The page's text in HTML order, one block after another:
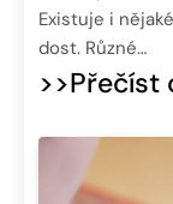
Existuje i
dost. Různé…
>>Přečíst